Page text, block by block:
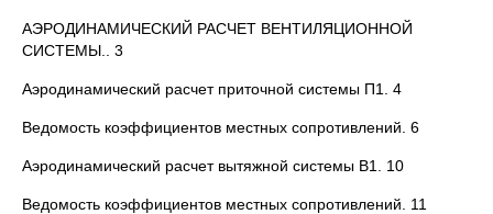
АЭРОДИНАМИЧЕСКИЙ РАСЧЕТ ВЕНТИЛЯЦИОННОЙ
СИСТЕМЫ.. 3
Аэродинамический расчет приточной системы П1. 4
Ведомость коэффициентов местных сопротивлений. 6
Аэродинамический расчет вытяжной системы В1. 10
Ведомость коэффициентов местных сопротивлений. 11